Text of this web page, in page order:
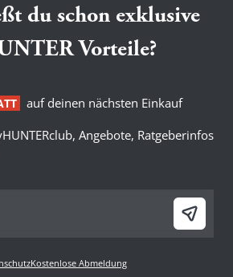
du schon exklusive
Vorteile?
auf deinen nächsten Einkauf
Angebote, Ratgeberinfos
Kostenlose Abmeldung